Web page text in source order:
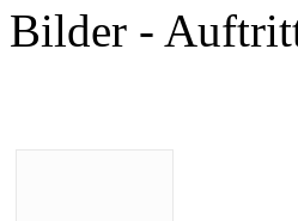
Bilder -